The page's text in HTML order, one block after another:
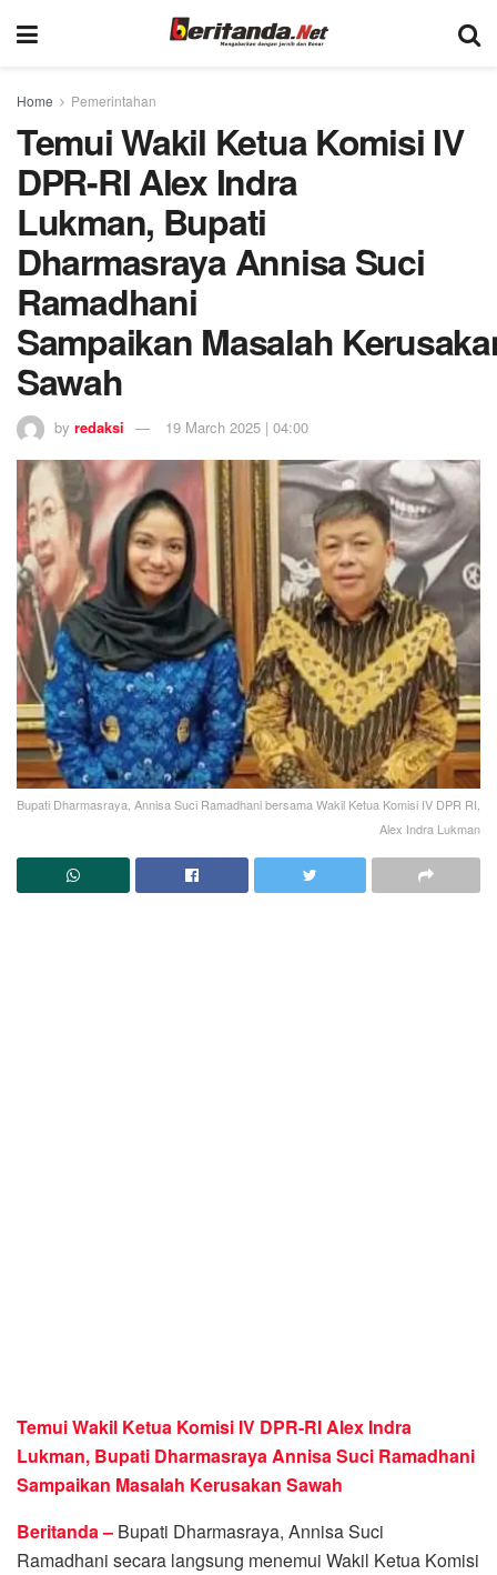
Home Pemerintahan
Temui Wakil Ketua Komisi IV
DPR-RI Alex Indra
Lukman, Bupati
Dharmasraya Annisa Suci
Ramadhani
Sampaikan Masalah
Sawah
by redaksi 19 March 2025 | 04:00
Bupati Dharmasraya, Annisa Suci Ramadhani bersama Wakil Ketua Komisi IV DPR RI,
Alex Indra Lukman
Temui Wakil Ketua Komisi IV DPR-RI Alex Indra
Lukman, Bupati Dharmasraya Annisa Suci Ramadhani
Sampaikan Masalah Kerusakan Sawah
Beritanda – Bupati Dharmasraya, Annisa Suci
Ramadhani secara langsung menemui Wakil Ketua Komisi